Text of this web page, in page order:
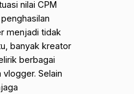
nilai CPM
menjadi tidak
banyak kreator
berbagai
Selain